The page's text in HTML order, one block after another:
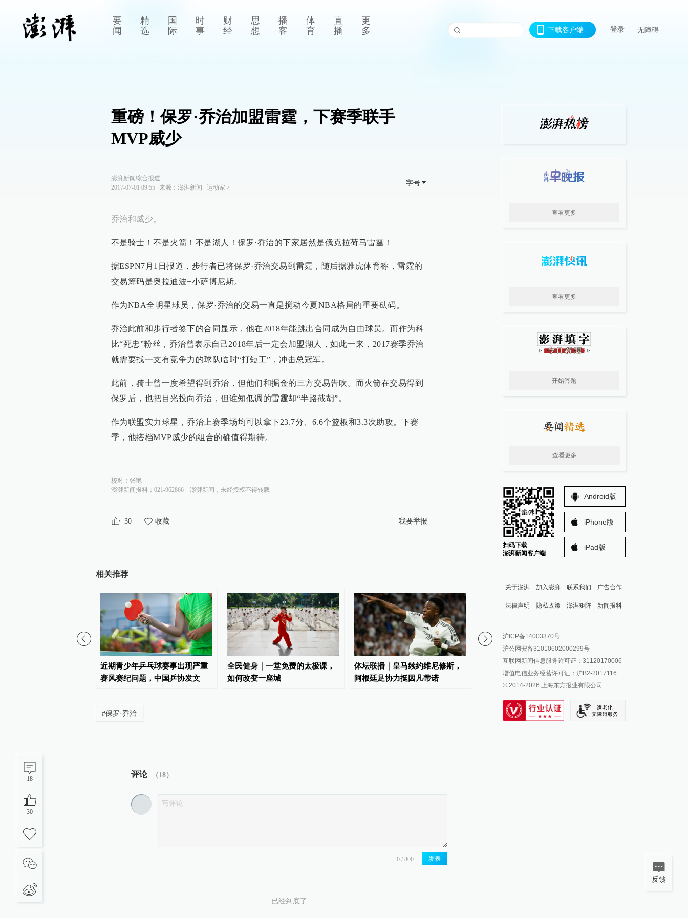
要
闻
精
选
国
际
时
事
财
经
思
想
播
客
体
育
直
播
更
多
下载客户端 登录 无障碍
18
30
重磅！保罗·乔治加盟雷霆，下赛季联手
MVP威少
澎湃新闻综合报道
2017-07-01 09:55
来源： 澎湃新闻 ∙ 运动家 >
字号
乔治和威少。
不是骑士！不是火箭！不是湖人！保罗·乔治的下家居然是俄克拉荷马雷霆！
据ESPN7月1日报道，步行者已将保罗·乔治交易到雷霆，随后据雅虎体育称，雷霆的
交易筹码是奥拉迪波+小萨博尼斯。
作为NBA全明星球员，保罗·乔治的交易一直是搅动今夏NBA格局的重要砝码。
乔治此前和步行者签下的合同显示，他在2018年能跳出合同成为自由球员。而作为科
比“死忠”粉丝，乔治曾表示自己2018年后一定会加盟湖人，如此一来，2017赛季乔治
就需要找一支有竞争力的球队临时“打短工”，冲击总冠军。
此前，骑士曾一度希望得到乔治，但他们和掘金的三方交易告吹。而火箭在交易得到
保罗后，也把目光投向乔治，但谁知低调的雷霆却“半路截胡”。
作为联盟实力球星，乔治上赛季场均可以拿下23.7分、6.6个篮板和3.3次助攻。下赛
季，他搭档MVP威少的组合的确值得期待。
校对： 张艳
澎湃新闻报料：021-962866
澎湃新闻，未经授权不得转载
30 收藏 我要举报
相关推荐
近期青少年乒乓球赛事出现严重
赛风赛纪问题，中国乒协发文
全民健身｜一堂免费的太极课，
如何改变一座城
体坛联播｜皇马续约维尼修斯，
阿根廷足协力挺因凡蒂诺
U17国足三连胜晋级明日之星半
决赛，定位球成最大亮点
#保罗·乔治
评论 （18）
发表
已经到底了
查看更多
查看更多
开始答题
查看更多
扫码下载
澎湃新闻客户端
Android版
iPhone版
iPad版
关于澎湃 加入澎湃 联系我们 广告合作
法律声明 隐私政策 澎湃矩阵
澎湃新闻公众号
澎湃新闻抖音号
派生万物开放平台
IP SHANGHAI
SIXTH TONE
新闻报料
报料邮箱: news@thepaper.cn
沪ICP备14003370号
沪公网安备31010602000299号
互联网新闻信息服务许可证：31120170006
增值电信业务经营许可证：沪B2-2017116
© 2014-2026 上海东方报业有限公司
反馈